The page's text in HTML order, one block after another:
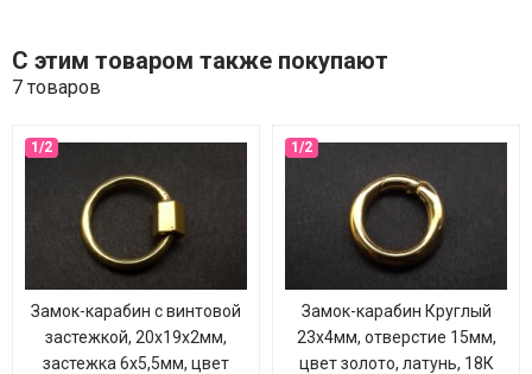
С этим товаром также покупают
7 товаров
Замок-карабин с винтовой
застежкой, 20х19х2мм,
застежка 6х5,5мм, цвет
Замок-карабин Круглый
23х4мм, отверстие 15мм,
цвет золото, латунь, 18К